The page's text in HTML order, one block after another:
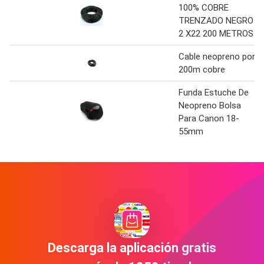
100% COBRE
TRENZADO NEGRO
2 X22 200 METROS
Cable neopreno por
200m cobre
Funda Estuche De
Neopreno Bolsa
Para Canon 18-
55mm
Descarga la aplicación gratis